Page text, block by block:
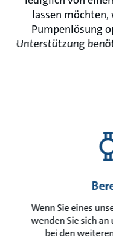
lassen möchten,
Pumpenlösung
Unterstützung
Wenn Sie eines
wenden Sie sich
bei den